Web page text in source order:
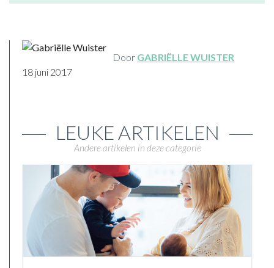
Door GABRIËLLE WUISTER
18 juni 2017
LEUKE ARTIKELEN
Andere artikelen in deze categorie